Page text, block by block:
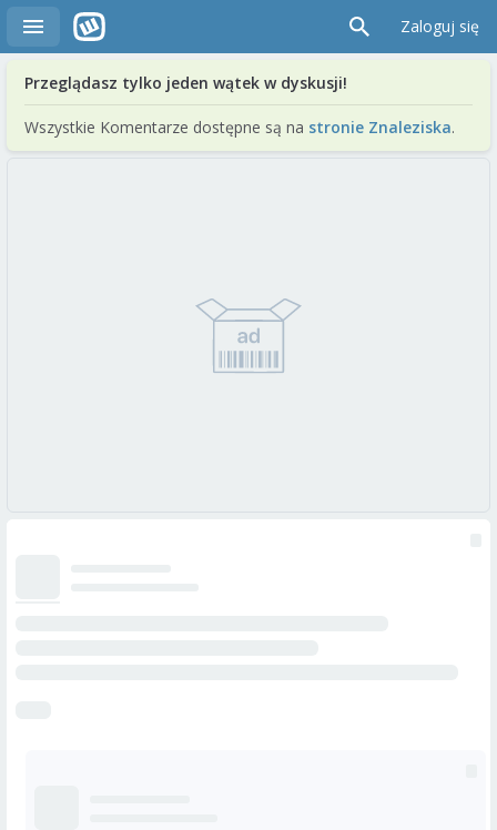
Zaloguj się
Przeglądasz tylko jeden wątek w dyskusji!
Wszystkie Komentarze dostępne są na stronie Znaleziska.